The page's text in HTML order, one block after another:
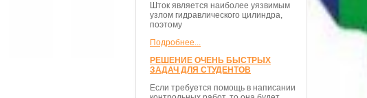
Шток является наиболее уязвимым
узлом гидравлического цилиндра,
поэтому
Подробнее...
РЕШЕНИЕ ОЧЕНЬ БЫСТРЫХ
ЗАДАЧ ДЛЯ СТУДЕНТОВ
Если требуется помощь в написании